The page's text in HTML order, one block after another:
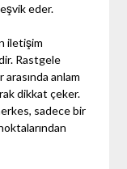
eder.
iletişim
Rastgele
arasında anlam
dikkat çeker.
sadece bir